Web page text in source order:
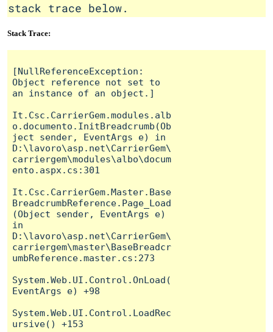
stack trace below.
Stack Trace:
[NullReferenceException:
Object reference not set to
an instance of an object.]
It.Csc.CarrierGem.modules.alb
o.documento.InitBreadcrumb(Ob
ject sender, EventArgs e) in
D:\lavoro\asp.net\CarrierGem\
carriergem\modules\albo\docum
ento.aspx.cs:301
It.Csc.CarrierGem.Master.Base
BreadcrumbReference.Page_Load
(Object sender, EventArgs e)
in
D:\lavoro\asp.net\CarrierGem\
carriergem\master\BaseBreadcr
umbReference.master.cs:273
System.Web.UI.Control.OnLoad(
EventArgs e) +98
System.Web.UI.Control.LoadRec
ursive() +153